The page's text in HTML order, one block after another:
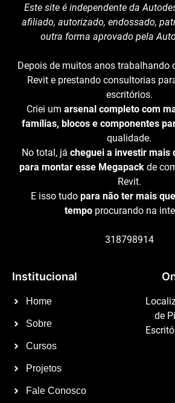
Este site é independente da
afiliado, autorizado, endossado,
outra forma aprovado pela
Depois de muitos anos trabalhando
Revit e prestando consultorias
escritórios.
Criei um arsenal completo com
famílias, blocos e componentes
qualidade.
No total, já cheguei a investir mais
para montar esse Megapack de
Revit.
E isso tudo para não ter mais
tempo procurando na
318798914
Institucional
Home
Sobre
Cursos
Projetos
Fale Conosco
de